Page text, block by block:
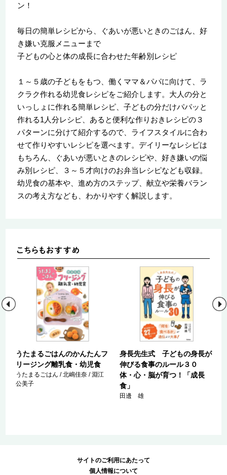
ン！
毎日の簡単レシピから、ぐあいが悪いときのごはん、好
き嫌い克服メニューまで
子どもの心と体の成長に合わせた年齢別レシピ
１～５歳の子どもをもつ、働くママ＆パパに向けて、ラ
クラク作れる幼児食レシピをご紹介します。大人の分と
いっしょに作れる簡単レシピ、子どもの分だけパパッと
作れる1人分レシピ、あると便利な作りおきレシピの３
パターンに分けて紹介するので、ライフスタイルに合わ
せて作りやすいレシピを選べます。デイリーなレシピは
もちろん、ぐあいが悪いときのレシピや、好き嫌いの悩
み別レシピ、３～５才向けのお弁当レシピなども収録。
幼児食の基本や、進め方のステップ、献立や栄養バラン
スの考え方なども、わかりやすく解説します。
うたまるごはんのかんたんフ
リージング離乳食・幼児食
うたまるごはん / 北嶋佳奈 / 淵江
公美子
身長先生式 子どもの身長が
伸びる食事のルール３０
体・心・脳が育つ！「成長
食」
田邊 雄
サイトのご利用にあたって
個人情報について